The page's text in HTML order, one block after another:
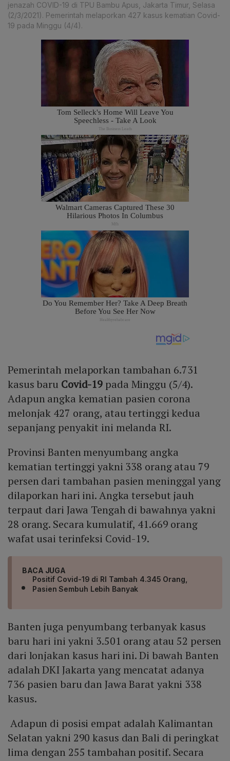
jenazah COVID-19 di TPU Bambu Apus, Jakarta Timur, Selasa
(2/3/2021). Pemerintah melaporkan 427 kasus kematian Covid-
19 pada Minggu (4/4).
Pemerintah melaporkan tambahan 6.731
kasus baru Covid-19 pada Minggu (5/4).
Adapun angka kematian pasien corona
melonjak 427 orang, atau tertinggi kedua
sepanjang penyakit ini melanda RI.
Provinsi Banten menyumbang angka
kematian tertinggi yakni 338 orang atau 79
persen dari tambahan pasien meninggal yang
dilaporkan hari ini. Angka tersebut jauh
terpaut dari Jawa Tengah di bawahnya yakni
28 orang. Secara kumulatif, 41.669 orang
wafat usai terinfeksi Covid-19.
BACA JUGA
Positif Covid-19 di RI Tambah 4.345 Orang,
Pasien Sembuh Lebih Banyak
Banten juga penyumbang terbanyak kasus
baru hari ini yakni 3.501 orang atau 52 persen
dari lonjakan kasus hari ini. Di bawah Banten
adalah DKI Jakarta yang mencatat adanya
736 pasien baru dan Jawa Barat yakni 338
kasus.
Adapun di posisi empat adalah Kalimantan
Selatan yakni 290 kasus dan Bali di peringkat
lima dengan 255 tambahan positif. Secara